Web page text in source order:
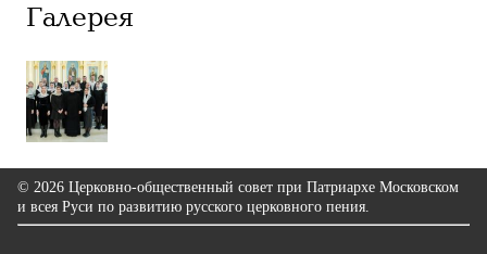
Галерея
© 2026 Церковно-общественный совет при Патриархе Московском
и всея Руси по развитию русского церковного пения.